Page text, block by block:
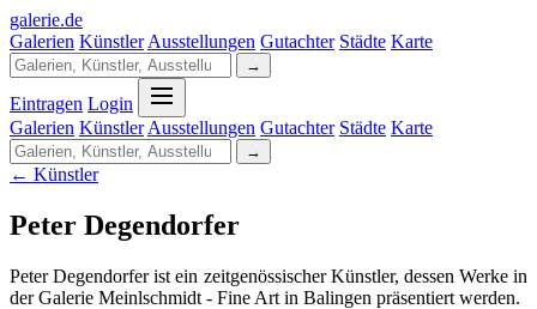
galerie.de
Galerien Künstler Ausstellungen Gutachter Städte Karte
→
Eintragen Login
Galerien Künstler Ausstellungen Gutachter Städte Karte
→
← Künstler
Peter Degendorfer
Peter Degendorfer ist ein zeitgenössischer Künstler, dessen Werke in
der Galerie Meinlschmidt - Fine Art in Balingen präsentiert werden.